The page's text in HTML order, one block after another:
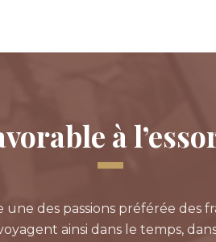
à
des passions préférée des
ainsi dans le temps,